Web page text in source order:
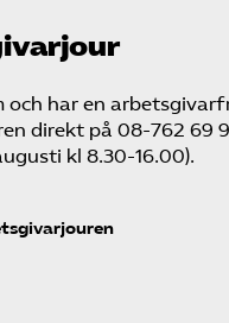
och har en
direkt på 08-762 69
kl 8.30-16.00).